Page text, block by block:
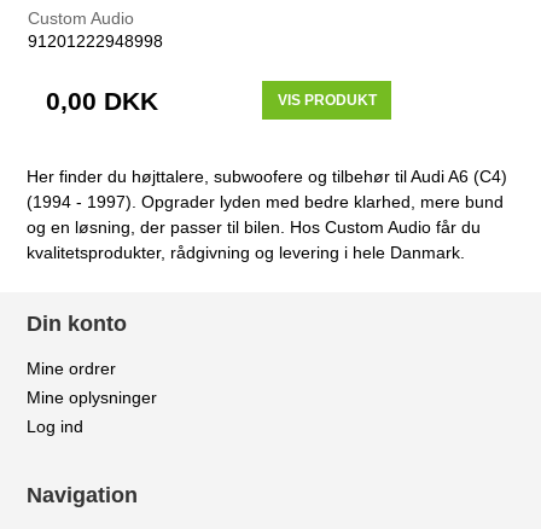
Custom Audio
91201222948998
0,00 DKK VIS PRODUKT
Her finder du højttalere, subwoofere og tilbehør til Audi A6 (C4)
(1994 - 1997). Opgrader lyden med bedre klarhed, mere bund
og en løsning, der passer til bilen. Hos Custom Audio får du
kvalitetsprodukter, rådgivning og levering i hele Danmark.
Din konto
Mine ordrer
Mine oplysninger
Log ind
Navigation